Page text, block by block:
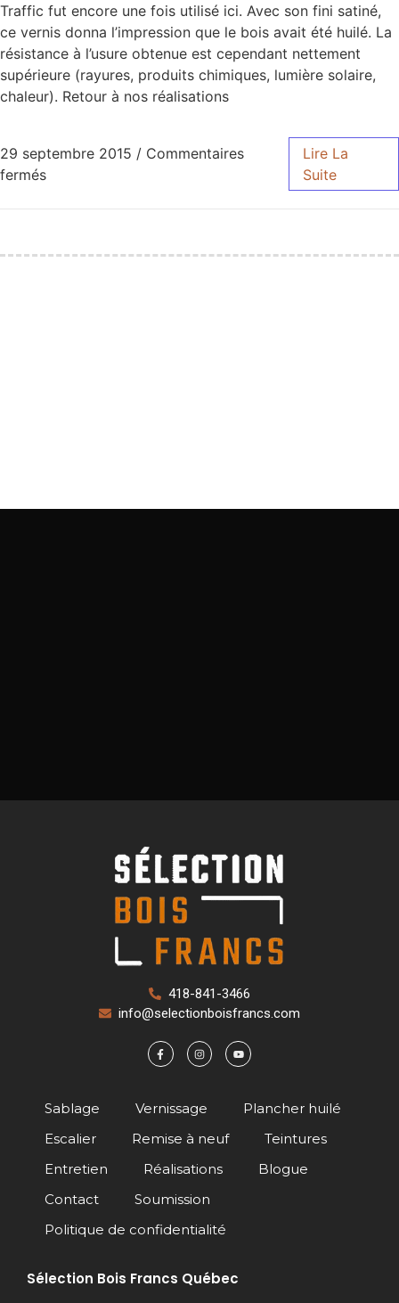
Traffic fut encore une fois utilisé ici. Avec son fini satiné,
ce vernis donna l’impression que le bois avait été huilé. La
résistance à l’usure obtenue est cependant nettement
supérieure (rayures, produits chimiques, lumière solaire,
chaleur). Retour à nos réalisations
29 septembre 2015 / Commentaires
fermés
Lire La
Suite
418-841-3466
info@selectionboisfrancs.com
Sablage Vernissage
Plancher huilé
Escalier
Remise à neuf
Teintures
Entretien
Réalisations
Blogue
Contact
Soumission
Politique de confidentialité
Sélection Bois Francs Québec